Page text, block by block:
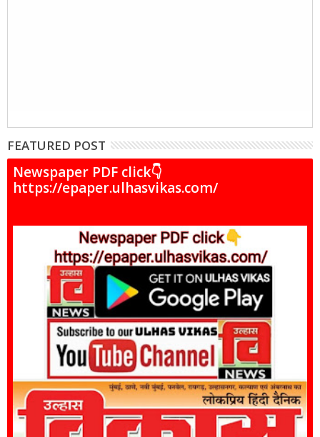
FEATURED POST
Newspaper PDF click👇
https://epaper.ulhasvikas.com/